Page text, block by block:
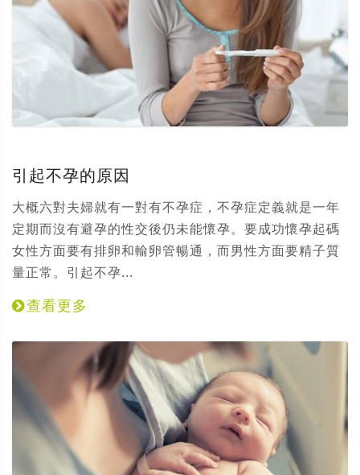
引起不孕的原因
大概六對夫婦就有一對有不孕症，不孕症定義就是一年
定期而沒有避孕的性交後仍未能懷孕。要成功懷孕起碼
女性方面要有排卵和輸卵管暢通，而男性方面要精子質
量正常。引起不孕...
查看更多